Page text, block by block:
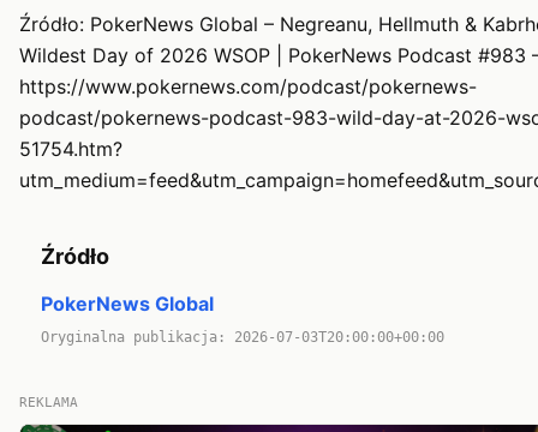
Źródło: PokerNews Global – Negreanu, Hellmuth &
Wildest Day of 2026 WSOP | PokerNews Podcast #983
https://www.pokernews.com/podcast/pokernews-
podcast/pokernews-podcast-983-wild-day-at-2026-
51754.htm?
Źródło
PokerNews Global
Oryginalna publikacja: 2026-07-03T20:00:00+00:00
REKLAMA